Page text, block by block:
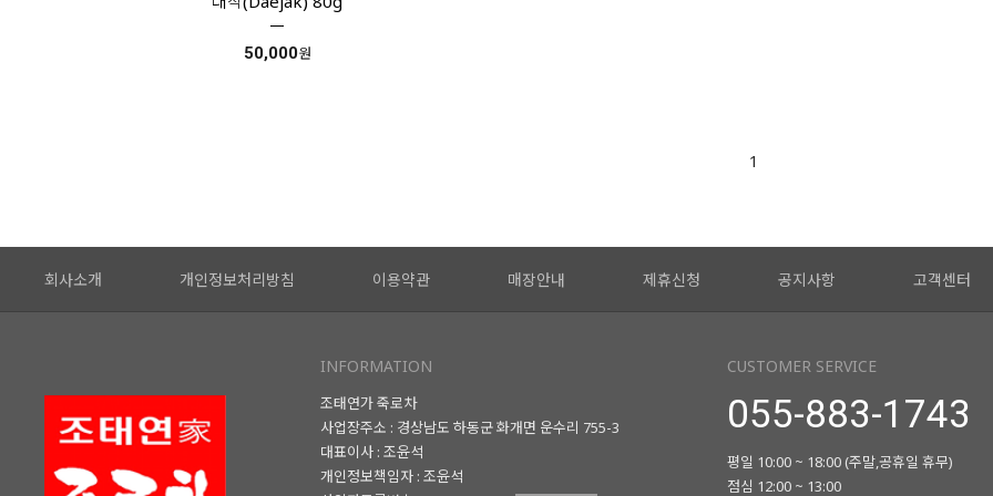
50,000원
1
회사소개 개인정보처리방침 이용약관 매장안내 제휴신청 공지사항 고객센터
INFORMATION
조태연가 죽로차
사업장주소 : 경상남도 하동군 화개면 운수리 755-3
대표이사 : 조윤석
개인정보책임자 : 조윤석
CUSTOMER SERVICE
055-883-1743
평일 10:00 ~ 18:00 (주말,공휴일 휴무)
점심 12:00 ~ 13:00